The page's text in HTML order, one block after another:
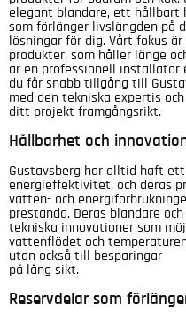
elegant blandare, ett hållbart
som förlänger livslängden på
lösningar för dig. Vårt fokus
produkter, som håller länge
är en professionell installatör
du får snabb tillgång till
med den tekniska expertis
ditt projekt framgångsrikt.
Hållbarhet och
Gustavsberg har alltid haft
energieffektivitet, och deras
vatten- och
prestanda. Deras blandare
tekniska innovationer som
vattenflödet och
utan också till besparingar
på lång sikt.
Reservdelar som